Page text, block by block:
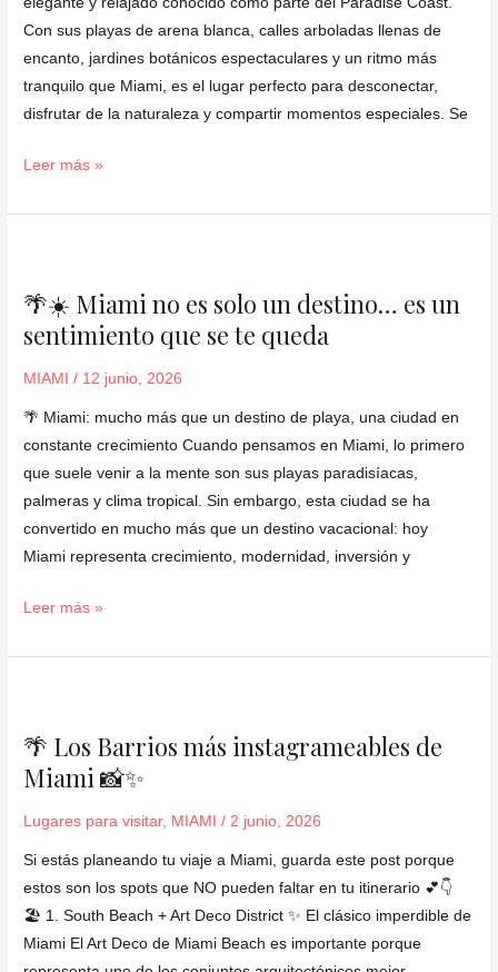
Con sus playas de arena blanca, calles arboladas llenas de
encanto, jardines botánicos espectaculares y un ritmo más
tranquilo que Miami, es el lugar perfecto para desconectar,
disfrutar de la naturaleza y compartir momentos especiales. Se
🏖️
🌴
Leer más »
🌴☀️ Miami no es solo un destino… es un
sentimiento que se te queda
MIAMI / 12 junio, 2026
🌴 Miami: mucho más que un destino de playa, una ciudad en
constante crecimiento Cuando pensamos en Miami, lo primero
que suele venir a la mente son sus playas paradisíacas,
palmeras y clima tropical. Sin embargo, esta ciudad se ha
convertido en mucho más que un destino vacacional: hoy
Miami representa crecimiento, modernidad, inversión y
Miami
no
un
destino…
es
un
sentimiento
que
teLeer más »
🌴 Los Barrios más instagrameables de
Miami 📸✨
Lugares para visitar, MIAMI / 2 junio, 2026
Si estás planeando tu viaje a Miami, guarda este post porque
estos son los spots que NO pueden faltar en tu itinerario 💕👇
🏖️ 1. South Beach + Art Deco District ✨ El clásico imperdible de
Miami El Art Deco de Miami Beach es importante porque
Barrios
más
Miami
📸
✨